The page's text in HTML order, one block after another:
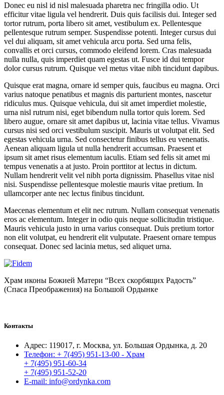
Donec eu nisl id nisl malesuada pharetra nec fringilla odio. Ut
efficitur vitae ligula vel hendrerit. Duis quis facilisis dui. Integer sed
tortor rutrum, porta libero sit amet, vestibulum ex. Pellentesque
pellentesque rutrum semper. Suspendisse potenti. Integer cursus dui
vel dui aliquam, sit amet vehicula arcu porta. Sed urna felis,
convallis et orci cursus, commodo eleifend lorem. Cras malesuada
nulla nulla, quis imperdiet quam egestas ut. Fusce id dui tempor
dolor cursus rutrum. Quisque vel metus vitae nibh tincidunt dapibus.
Quisque erat magna, ornare id semper quis, faucibus eu magna. Orci
varius natoque penatibus et magnis dis parturient montes, nascetur
ridiculus mus. Quisque vehicula, dui sit amet imperdiet molestie,
urna nisl rutrum nisi, eget bibendum nulla tortor quis lorem. Sed
libero augue, ornare sit amet dapibus ut, lacinia vitae tellus. Vivamus
cursus nisi sed orci vestibulum suscipit. Mauris ut volutpat elit. Sed
egestas vehicula urna. Sed consectetur finibus tellus eu venenatis.
Aenean aliquam ligula ut nulla hendrerit accumsan. Praesent et
ipsum sit amet risus elementum iaculis. Etiam sed felis sit amet mi
tempus venenatis a at justo. Proin porttitor at lectus in dictum.
Nullam hendrerit velit vel nibh porta dignissim. Phasellus vitae nisl
nisi. Suspendisse pellentesque molestie mauris vitae pretium. In
ullamcorper ante nec lectus finibus tincidunt.
Maecenas elementum et elit nec rutrum. Nullam consequat venenatis
eros ac elementum. Integer in odio quis neque sollicitudin tristique.
Mauris vehicula justo in urna varius consequat. Duis pretium tortor
non elit volutpat, eu hendrerit elit vulputate. Praesent ornare tempus
consequat. Donec sed lacinia metus, sed aliquet urna.
Храм иконы Божией Матери “Всех скорбящих Радость”
(Спаса Преображения) на Большой Ордынке
Контакты
Адрес: 119017, г. Москва, ул. Большая Ордынка, д. 20
Телефон: + 7(495) 951-13-00 - Храм
+ 7(495) 951-60-34
+ 7(495) 951-52-20
E-mail: info@ordynka.com